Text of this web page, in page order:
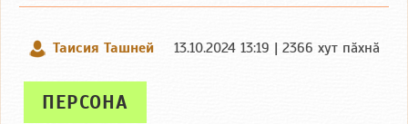
Таисия Ташней 13.10.2024 13:19 | 2366 хут пӑхнӑ
ПЕРСОНА